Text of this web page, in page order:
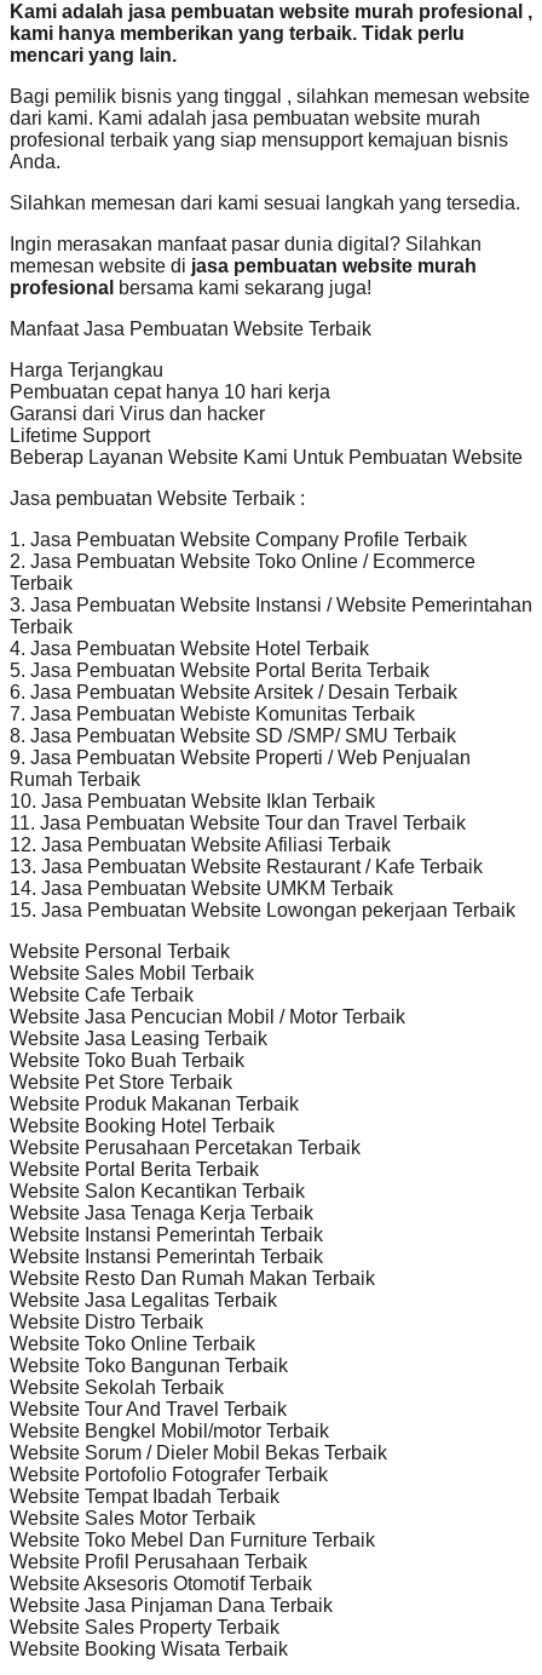
Kami adalah jasa pembuatan website murah profesional ,
kami hanya memberikan yang terbaik. Tidak perlu
mencari yang lain.
Bagi pemilik bisnis yang tinggal , silahkan memesan website
dari kami. Kami adalah jasa pembuatan website murah
profesional terbaik yang siap mensupport kemajuan bisnis
Anda.
Silahkan memesan dari kami sesuai langkah yang tersedia.
Ingin merasakan manfaat pasar dunia digital? Silahkan
memesan website di jasa pembuatan website murah
profesional bersama kami sekarang juga!
Manfaat Jasa Pembuatan Website Terbaik
Harga Terjangkau
Pembuatan cepat hanya 10 hari kerja
Garansi dari Virus dan hacker
Lifetime Support
Beberap Layanan Website Kami Untuk Pembuatan Website
Jasa pembuatan Website Terbaik :
1. Jasa Pembuatan Website Company Profile Terbaik
2. Jasa Pembuatan Website Toko Online / Ecommerce
Terbaik
3. Jasa Pembuatan Website Instansi / Website Pemerintahan
Terbaik
4. Jasa Pembuatan Website Hotel Terbaik
5. Jasa Pembuatan Website Portal Berita Terbaik
6. Jasa Pembuatan Website Arsitek / Desain Terbaik
7. Jasa Pembuatan Webiste Komunitas Terbaik
8. Jasa Pembuatan Website SD /SMP/ SMU Terbaik
9. Jasa Pembuatan Website Properti / Web Penjualan
Rumah Terbaik
10. Jasa Pembuatan Website Iklan Terbaik
11. Jasa Pembuatan Website Tour dan Travel Terbaik
12. Jasa Pembuatan Website Afiliasi Terbaik
13. Jasa Pembuatan Website Restaurant / Kafe Terbaik
14. Jasa Pembuatan Website UMKM Terbaik
15. Jasa Pembuatan Website Lowongan pekerjaan Terbaik
Website Personal Terbaik
Website Sales Mobil Terbaik
Website Cafe Terbaik
Website Jasa Pencucian Mobil / Motor Terbaik
Website Jasa Leasing Terbaik
Website Toko Buah Terbaik
Website Pet Store Terbaik
Website Produk Makanan Terbaik
Website Booking Hotel Terbaik
Website Perusahaan Percetakan Terbaik
Website Portal Berita Terbaik
Website Salon Kecantikan Terbaik
Website Jasa Tenaga Kerja Terbaik
Website Instansi Pemerintah Terbaik
Website Instansi Pemerintah Terbaik
Website Resto Dan Rumah Makan Terbaik
Website Jasa Legalitas Terbaik
Website Distro Terbaik
Website Toko Online Terbaik
Website Toko Bangunan Terbaik
Website Sekolah Terbaik
Website Tour And Travel Terbaik
Website Bengkel Mobil/motor Terbaik
Website Sorum / Dieler Mobil Bekas Terbaik
Website Portofolio Fotografer Terbaik
Website Tempat Ibadah Terbaik
Website Sales Motor Terbaik
Website Toko Mebel Dan Furniture Terbaik
Website Profil Perusahaan Terbaik
Website Aksesoris Otomotif Terbaik
Website Jasa Pinjaman Dana Terbaik
Website Sales Property Terbaik
Website Booking Wisata Terbaik